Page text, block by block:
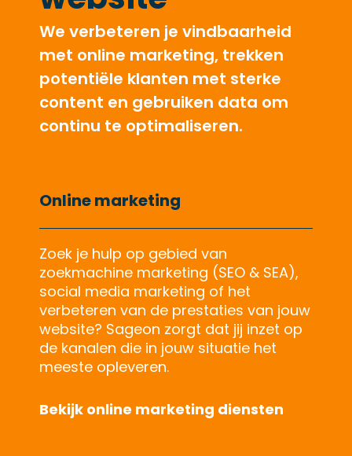
We verbeteren je vindbaarheid
met online marketing, trekken
potentiële klanten met sterke
content en gebruiken data om
continu te optimaliseren.
Online marketing
Zoek je hulp op gebied van
zoekmachine marketing (SEO & SEA),
social media marketing of het
verbeteren van de prestaties van jouw
website? Sageon zorgt dat jij inzet op
de kanalen die in jouw situatie het
meeste opleveren.
Bekijk online marketing diensten